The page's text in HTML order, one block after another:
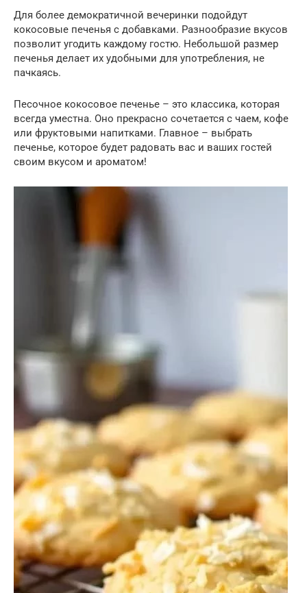
Для более демократичной вечеринки подойдут
кокосовые печенья с добавками. Разнообразие вкусов
позволит угодить каждому гостю. Небольшой размер
печенья делает их удобными для употребления, не
пачкаясь.
Песочное кокосовое печенье – это классика, которая
всегда уместна. Оно прекрасно сочетается с чаем, кофе
или фруктовыми напитками. Главное – выбрать
печенье, которое будет радовать вас и ваших гостей
своим вкусом и ароматом!